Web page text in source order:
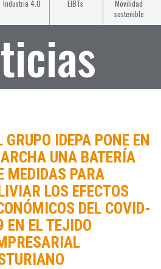
Industria 4.0 EIBTs
Movilidad
sostenible
GRUPO IDEPA PONE EN
UNA BATERÍA
MEDIDAS PARA
LOS EFECTOS
DEL COVID-
EN EL TEJIDO